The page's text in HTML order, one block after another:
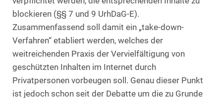
blockieren (§§ 7 und 9 UrhDaG-E).
Zusammenfassend soll damit ein „take-down-
Verfahren“ etabliert werden, welches der
weitreichenden Praxis der Vervielfältigung von
geschützten Inhalten im Internet durch
Privatpersonen vorbeugen soll. Genau dieser Punkt
ist jedoch schon seit der Debatte um die zu Grunde